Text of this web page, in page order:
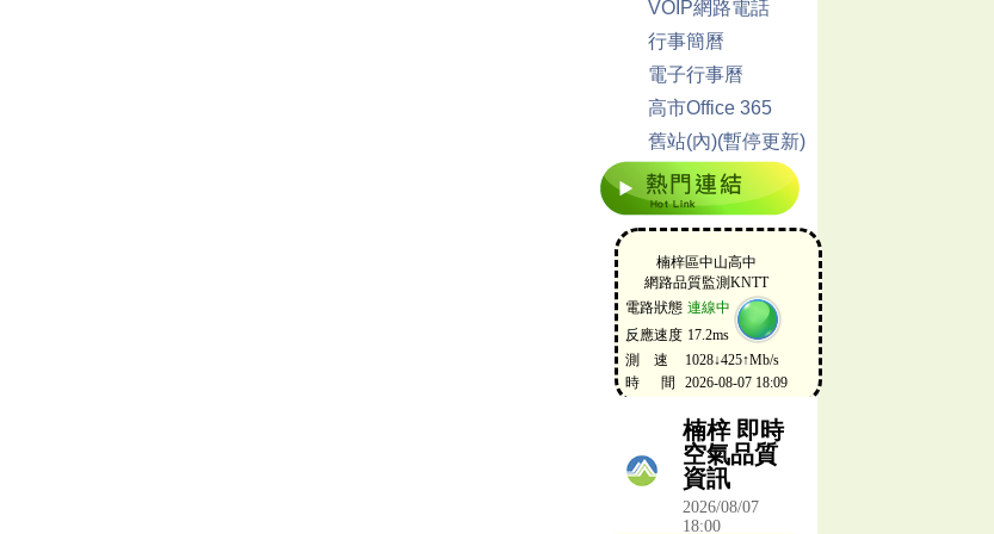
VOIP網路電話
行事簡曆
電子行事曆
高市Office 365
舊站(內)(暫停更新)